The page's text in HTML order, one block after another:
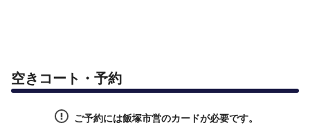
空きコート・予約
ご予約には飯塚市営のカードが必要です。